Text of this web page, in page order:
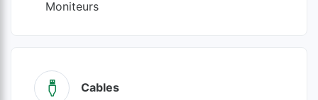
Moniteurs
Cables